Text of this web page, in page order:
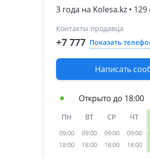
3 года на Kolesa.kz •
Контакты продавца
+7 777 Показать
Написать
Открыто до 18:00
ПН
09:00
18:00
ВТ
09:00
18:00
СР
09:00
18:00
ЧТ
09:00
18:00